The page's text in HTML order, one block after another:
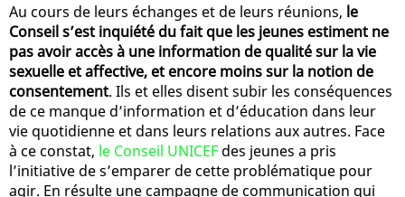
Au cours de leurs échanges et de leurs réunions, le
Conseil s’est inquiété du fait que les jeunes estiment ne
pas avoir accès à une information de qualité sur la vie
sexuelle et affective, et encore moins sur la notion de
consentement. Ils et elles disent subir les conséquences
de ce manque d’information et d’éducation dans leur
vie quotidienne et dans leurs relations aux autres. Face
à ce constat, le Conseil UNICEF des jeunes a pris
l’initiative de s’emparer de cette problématique pour
agir. En résulte une campagne de communication qui